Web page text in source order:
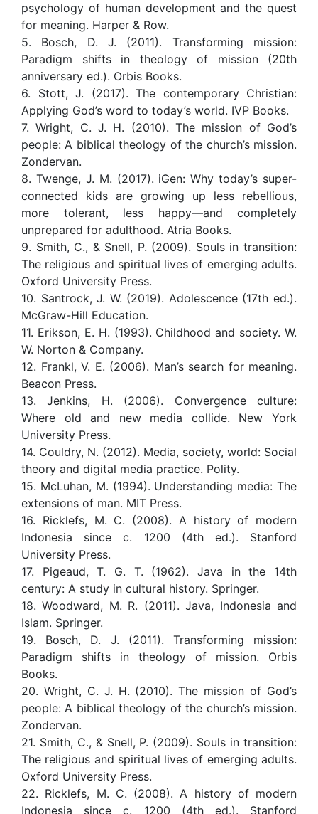
psychology of human development and the quest
for meaning. Harper & Row.
5. Bosch, D. J. (2011). Transforming mission:
Paradigm shifts in theology of mission (20th
anniversary ed.). Orbis Books.
6. Stott, J. (2017). The contemporary Christian:
Applying God’s word to today’s world. IVP Books.
7. Wright, C. J. H. (2010). The mission of God’s
people: A biblical theology of the church’s mission.
Zondervan.
8. Twenge, J. M. (2017). iGen: Why today’s super-
connected kids are growing up less rebellious,
more tolerant, less happy—and completely
unprepared for adulthood. Atria Books.
9. Smith, C., & Snell, P. (2009). Souls in transition:
The religious and spiritual lives of emerging adults.
Oxford University Press.
10. Santrock, J. W. (2019). Adolescence (17th ed.).
McGraw-Hill Education.
11. Erikson, E. H. (1993). Childhood and society. W.
W. Norton & Company.
12. Frankl, V. E. (2006). Man’s search for meaning.
Beacon Press.
13. Jenkins, H. (2006). Convergence culture:
Where old and new media collide. New York
University Press.
14. Couldry, N. (2012). Media, society, world: Social
theory and digital media practice. Polity.
15. McLuhan, M. (1994). Understanding media: The
extensions of man. MIT Press.
16. Ricklefs, M. C. (2008). A history of modern
Indonesia since c. 1200 (4th ed.). Stanford
University Press.
17. Pigeaud, T. G. T. (1962). Java in the 14th
century: A study in cultural history. Springer.
18. Woodward, M. R. (2011). Java, Indonesia and
Islam. Springer.
19. Bosch, D. J. (2011). Transforming mission:
Paradigm shifts in theology of mission. Orbis
Books.
20. Wright, C. J. H. (2010). The mission of God’s
people: A biblical theology of the church’s mission.
Zondervan.
21. Smith, C., & Snell, P. (2009). Souls in transition:
The religious and spiritual lives of emerging adults.
Oxford University Press.
22. Ricklefs, M. C. (2008). A history of modern
Indonesia since c. 1200 (4th ed.). Stanford